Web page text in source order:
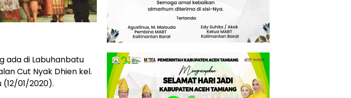
ada di Labuhanbatu
Cut Nyak Dhien kel.
01/2020).